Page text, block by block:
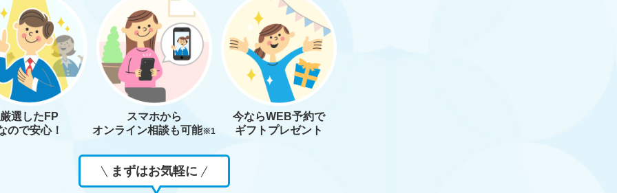
厳選したFP
ので安心！
スマホから
オンライン相談も可能※1
今ならWEB予約で
ギフトプレゼント
まずはお気軽に